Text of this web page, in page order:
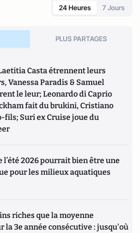
24 Heures 7 Jours
PLUS PARTAGES
Casta étrennent leurs
Vanessa Paradis & Samuel
le leur; Leonardo di Caprio
fait du brukini, Cristiano
fils; Suri ex Cruise joue du
l’été 2026 pourrait bien être une
pour les milieux aquatiques
riches que la moyenne
la 3e année consécutive : jusqu'où